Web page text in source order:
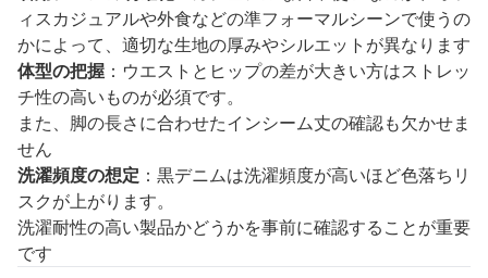
ィスカジュアルや外食などの準フォーマルシーンで使うの
かによって、適切な生地の厚みやシルエットが異なります
体型の把握 ：ウエストとヒップの差が大きい方はストレッ
チ性の高いものが必須です。
また、脚の長さに合わせたインシーム丈の確認も欠かせま
せん
洗濯頻度の想定 ：黒デニムは洗濯頻度が高いほど色落ちリ
スクが上がります。
洗濯耐性の高い製品かどうかを事前に確認することが重要
です